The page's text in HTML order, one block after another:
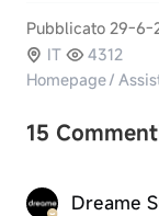
Pubblicato 29-6-
IT
4312
Homepage/
15
Dreame